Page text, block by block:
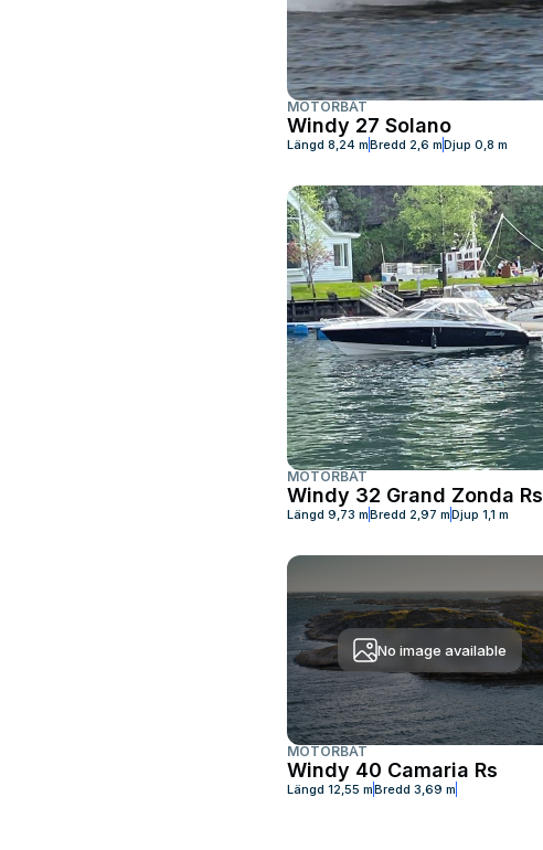
MOTORBÅT
Windy 27 Solano
Längd 8,24 mBredd 2,6 mDjup 0,8 m
MOTORBÅT
Windy 32 Grand Zonda Rs
Längd 9,73 mBredd 2,97 mDjup 1,1 m
No image available
MOTORBÅT
Windy 40 Camaria Rs
Längd 12,55 mBredd 3,69 m